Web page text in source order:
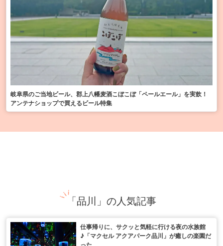
岐阜県のご当地ビール、郡上八幡麦酒こぼこぼ「ペールエール」を実飲！
アンテナショップで買えるビール特集
「品川」の人気記事
仕事帰りに、サクッと気軽に行ける夜の水族館
♪「マクセル アクアパーク品川」が癒しの楽園だ